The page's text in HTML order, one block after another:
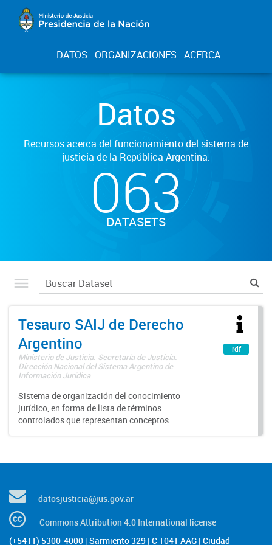
DATOS ORGANIZACIONES ACERCA
Datos
Recursos acerca del funcionamiento del sistema de
justicia de la República Argentina.
063
DATASETS
Tesauro SAIJ de Derecho
Argentino
Ministerio de Justicia. Secretaría de Justicia.
Dirección Nacional del Sistema Argentino de
Información Jurídica
Sistema de organización del conocimiento
jurídico, en forma de lista de términos
controlados que representan conceptos.
rdf
datosjusticia@jus.gov.ar
Commons Attribution 4.0 International license
(+5411) 5300-4000 | Sarmiento 329 | C 1041 AAG | Ciudad